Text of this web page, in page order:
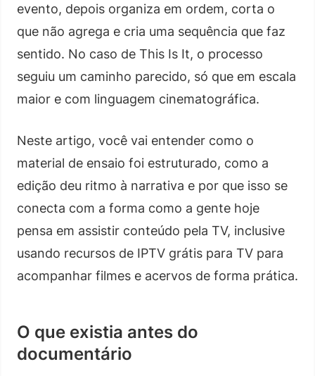
evento, depois organiza em ordem, corta o
que não agrega e cria uma sequência que faz
sentido. No caso de This Is It, o processo
seguiu um caminho parecido, só que em escala
maior e com linguagem cinematográfica.
Neste artigo, você vai entender como o
material de ensaio foi estruturado, como a
edição deu ritmo à narrativa e por que isso se
conecta com a forma como a gente hoje
pensa em assistir conteúdo pela TV, inclusive
usando recursos de IPTV grátis para TV para
acompanhar filmes e acervos de forma prática.
O que existia antes do
documentário